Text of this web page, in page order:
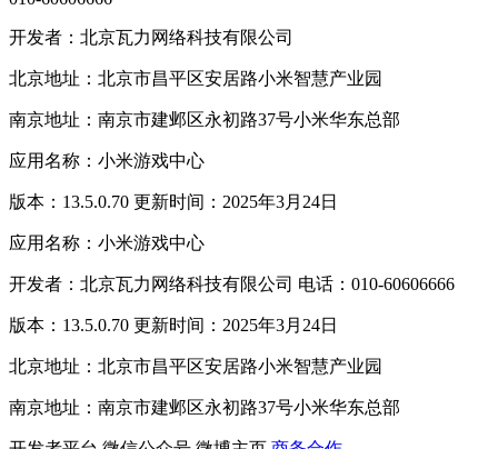
开发者：北京瓦力网络科技有限公司
北京地址：北京市昌平区安居路小米智慧产业园
南京地址：南京市建邺区永初路37号小米华东总部
应用名称：小米游戏中心
版本：13.5.0.70 更新时间：2025年3月24日
应用名称：小米游戏中心
开发者：北京瓦力网络科技有限公司 电话：010-60606666
版本：13.5.0.70 更新时间：2025年3月24日
北京地址：北京市昌平区安居路小米智慧产业园
南京地址：南京市建邺区永初路37号小米华东总部